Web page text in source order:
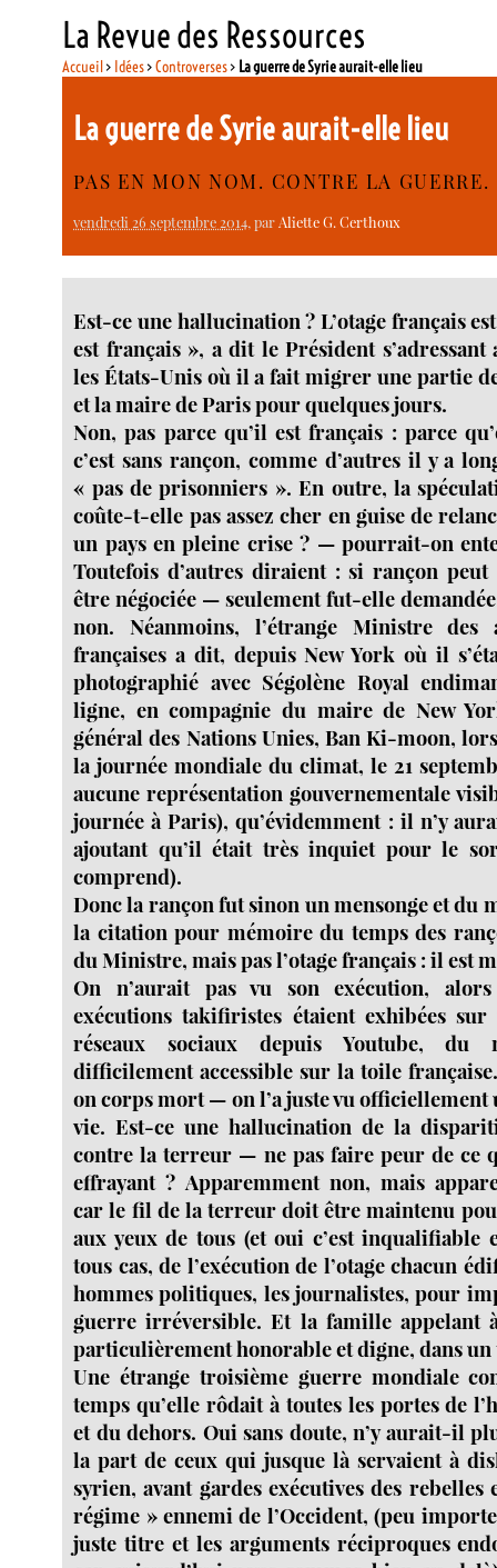
La Revue des Ressources
Accueil> Idées>Controverses> La guerre de Syrie aurait-elle lieu
La guerre de Syrie aurait-elle lieu
PAS EN MON NOM. CONTRE LA GUERRE.
vendredi 26 septembre 2014, parAliette G. Certhoux
Est-ce une hallucination ? L’otage français
est français », a dit le Président
les États-Unis où il a fait migrer une partie
et la maire de Paris pour quelques jours.
Non, pas parce qu’il est français : parce
c’est sans rançon, comme d’autres il y a
« pas de prisonniers ». En outre, la
coûte-t-elle pas assez cher en guise de
un pays en pleine crise ? — pourrait-on
Toutefois d’autres diraient : si rançon
être négociée — seulement fut-elle
non. Néanmoins, l’étrange Ministre des
françaises a dit, depuis New York où il
photographié avec Ségolène Royal
ligne, en compagnie du maire de New
général des Nations Unies, Ban Ki-moon,
la journée mondiale du climat, le 21
aucune représentation gouvernementale
journée à Paris), qu’évidemment : il n’y
ajoutant qu’il était très inquiet pour le
comprend).
Donc la rançon fut sinon un mensonge et du
la citation pour mémoire du temps des
du Ministre, mais pas l’otage français : il est
On n’aurait pas vu son exécution,
exécutions takifiristes étaient exhibées sur
réseaux sociaux depuis Youtube, du
difficilement accessible sur la toile
on corps mort — on l’a juste vu officiellement
vie. Est-ce une hallucination de la
contre la terreur — ne pas faire peur de ce
effrayant ? Apparemment non, mais
car le fil de la terreur doit être maintenu
aux yeux de tous (et oui c’est inqualifiable
tous cas, de l’exécution de l’otage chacun
hommes politiques, les journalistes, pour
guerre irréversible. Et la famille appelant
particulièrement honorable et digne, dans un
Une étrange troisième guerre mondiale
temps qu’elle rôdait à toutes les portes de
et du dehors. Oui sans doute, n’y aurait-il
la part de ceux qui jusque là servaient à
syrien, avant gardes exécutives des
régime » ennemi de l’Occident, (peu
juste titre et les arguments réciproques